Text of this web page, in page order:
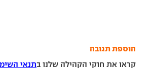
הוספת תגובה
קראו את חוקי הקהילה שלנו בתנאי